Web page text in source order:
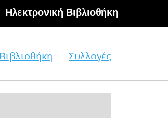
Hλεκτρονική Βιβλιοθήκη
Βιβλιοθήκη Συλλογές